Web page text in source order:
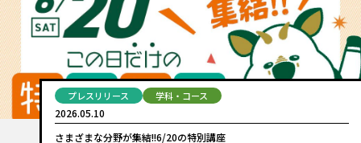
プレスリリース 学科・コース
2026.05.10
さまざまな分野が集結!!6/20の特別講座